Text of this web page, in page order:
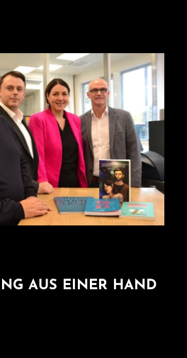
AUS EINER HAND